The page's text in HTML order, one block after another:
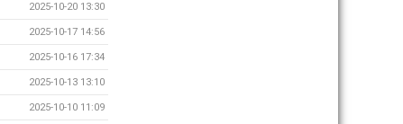
2025-10-20 13:30
2025-10-17 14:56
2025-10-16 17:34
2025-10-13 13:10
2025-10-10 11:09